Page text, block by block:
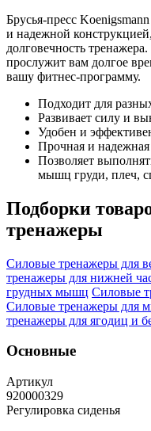
Брусья-пресс
и надежной
долговечность
прослужит вам долгое
вашу фитнес-программу.
Подходит для
Развивает силу и
Удобен и
Прочная и
Позволяет
мышц груди, плеч,
Подборки
тренажеры
Силовые тренажеры для
тренажеры для нижней
грудных мышц Силовые
Силовые тренажеры для
тренажеры для ягодиц и
Основные
Артикул
920000329
Регулировка сиденья